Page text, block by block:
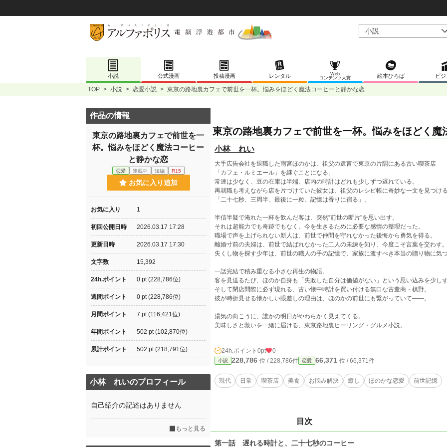
小説 公式漫画 投稿漫画 レンタル
Web
コンテンツ大賞
絵本ひろば ビジ
TOP > 小説 > 恋愛小説 > 東京の路地裏カフェで前世を一杯。悩みをほどく魔法コーヒーと静かな恋
東京の路地裏カフェで前世を一杯。悩みをほどく魔
小林 れい
大手広告会社を退職した雨宮ほのかは、祖父の遺言で東京の片隅にある古い喫茶店
「カフェ・ルミエール」を継ぐことになる。
常連は少なく、豆の在庫は半端、店内の時計はどれも少しずつ遅れている。
再就職も考えながら店を片づけていた彼女は、祖父のレシピ帳に奇妙な一文を見つける
「二十七秒、三周半、最後に一粒。記憶は香りに宿る」。
半信半疑で淹れた一杯を飲んだ客は、突然“前世の断片”を思い出す。
それは超能力でも奇跡でもなく、今を生きるために必要な感情の整理だった。
職場で声を上げられない新人は、前世で仲間を守れなかった後悔から勇気を得る。
離婚寸前の夫婦は、前世で結ばれなかった二人の未練を知り、今度こそ言葉を交わす。
失くし物を探す少年は、前世の職人の手の記憶で、家族に渡すべき本当の贈り物に気づ
一話完結で積み重なる小さな再生の物語。
客を見送るたび、ほのか自身も「失敗した自分は価値がない」という思い込みを少し
そして閉店間際に必ず現れる、古い懐中時計を買い付ける無口な古董商・槙野。
彼が時折見せる懐かしい眼差しの理由は、ほのかの前世にも繋がっていて――。
湯気の向こうに、誰かの明日がやわらかく見えてくる。
美味しさと救いを一緒に届ける、東京路地裏ヒーリング・グルメ小説。
24h.ポイント 0pt 0
小説 228,786 位 / 228,786件 恋愛 66,371 位 / 66,371件
現代 日常 喫茶店 美食 お悩み解決 癒し ほのかな恋愛 前世記憶
目次
第一話 遅れる時計と、二十七秒のコーヒー
作品の情報
東京の路地裏カフェで前世を一
杯。悩みをほどく魔法コーヒー
と静かな恋
恋愛 連載中 短編 R15
お気に入り追加
お気に入り 1
初回公開日時 2026.03.17 17:28
更新日時 2026.03.17 17:30
文字数 15,392
24h.ポイント 0 pt (228,786位)
週間ポイント 0 pt (228,786位)
月間ポイント 7 pt (116,421位)
年間ポイント 502 pt (102,870位)
累計ポイント 502 pt (218,791位)
小林 れいのプロフィール
自己紹介の記述はありません
もっと見る